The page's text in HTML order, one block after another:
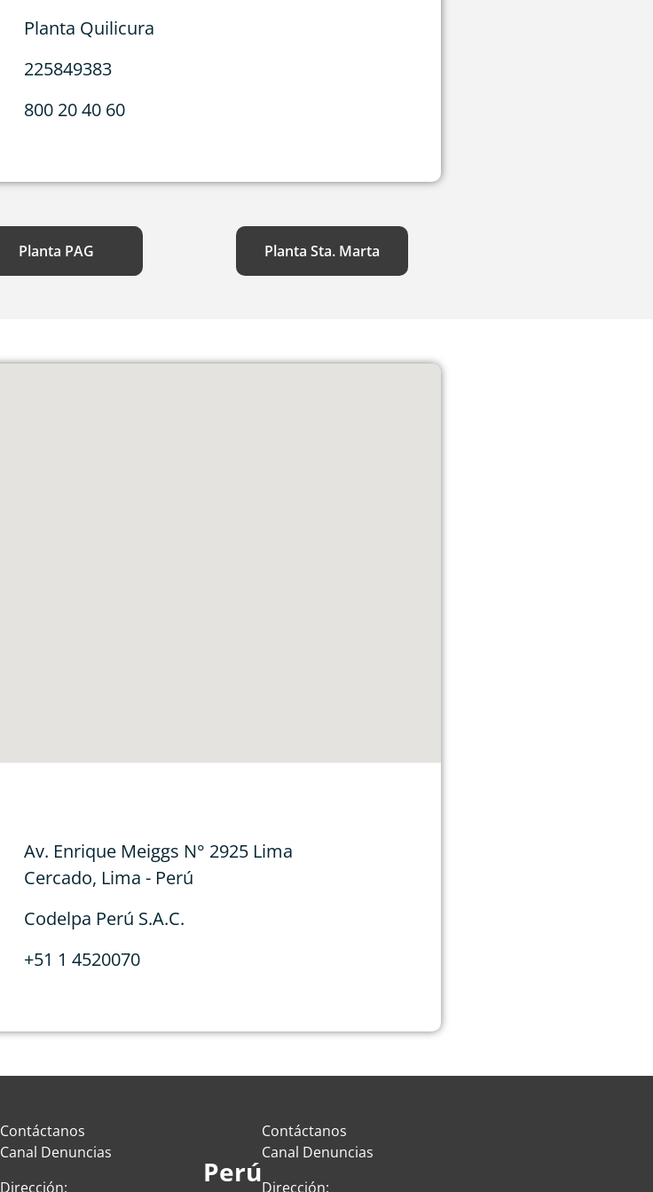
Planta Quilicura
225849383
800 20 40 60
Planta PAG Planta Sta. Marta
Av. Enrique Meiggs N° 2925 Lima
Cercado, Lima - Perú
Codelpa Perú S.A.C.
+51 1 4520070
Contáctanos
Canal Denuncias
Dirección:
Perú
Contáctanos
Canal Denuncias
Dirección: